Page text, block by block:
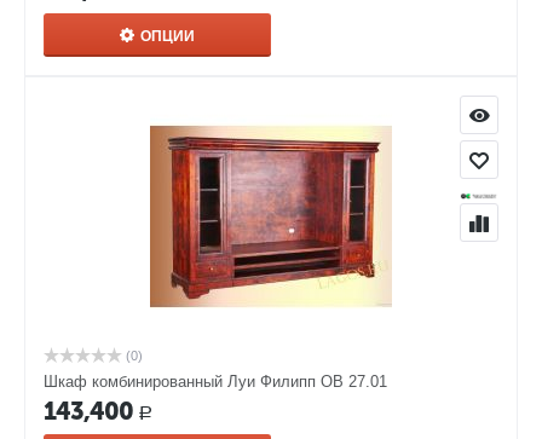
ОПЦИИ
(0)
Шкаф комбинированный Луи Филипп ОВ 27.01
143,400 Р